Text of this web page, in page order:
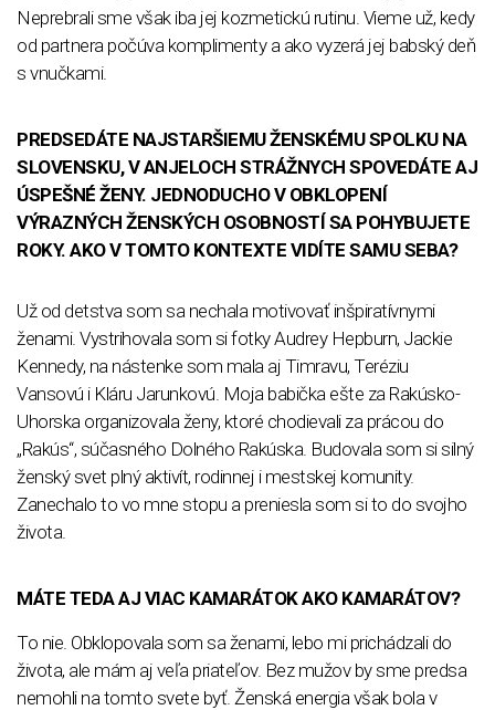
Neprebrali sme však iba jej kozmetickú rutinu. Vieme už, kedy
od partnera počúva komplimenty a ako vyzerá jej babský deň
s vnučkami.
PREDSEDÁTE NAJSTARŠIEMU ŽENSKÉMU SPOLKU NA
SLOVENSKU, V ANJELOCH STRÁŽNYCH SPOVEDÁTE AJ
ÚSPEŠNÉ ŽENY. JEDNODUCHO V OBKLOPENÍ
VÝRAZNÝCH ŽENSKÝCH OSOBNOSTÍ SA POHYBUJETE
ROKY. AKO V TOMTO KONTEXTE VIDÍTE SAMU SEBA?
Už od detstva som sa nechala motivovať inšpiratívnymi
ženami. Vystrihovala som si fotky Audrey Hepburn, Jackie
Kennedy, na nástenke som mala aj Timravu, Teréziu
Vansovú i Kláru Jarunkovú. Moja babička ešte za Rakúsko-
Uhorska organizovala ženy, ktoré chodievali za prácou do
„Rakús“, súčasného Dolného Rakúska. Budovala som si silný
ženský svet plný aktivít, rodinnej i mestskej komunity.
Zanechalo to vo mne stopu a preniesla som si to do svojho
života.
MÁTE TEDA AJ VIAC KAMARÁTOK AKO KAMARÁTOV?
To nie. Obklopovala som sa ženami, lebo mi prichádzali do
života, ale mám aj veľa priateľov. Bez mužov by sme predsa
nemohli na tomto svete byť. Ženská energia však bola v